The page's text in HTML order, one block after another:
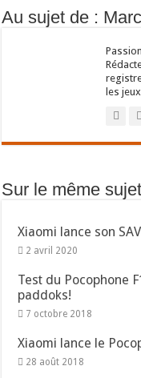
Au sujet de :
les
Sur le même sujet
Xiaomi lance son
2 avril 2020
Test du Pocophone
paddoks!
7 octobre 2018
Xiaomi lance le
28 août 2018